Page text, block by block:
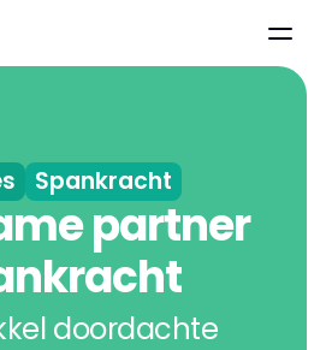
Spankracht
partner
doordachte